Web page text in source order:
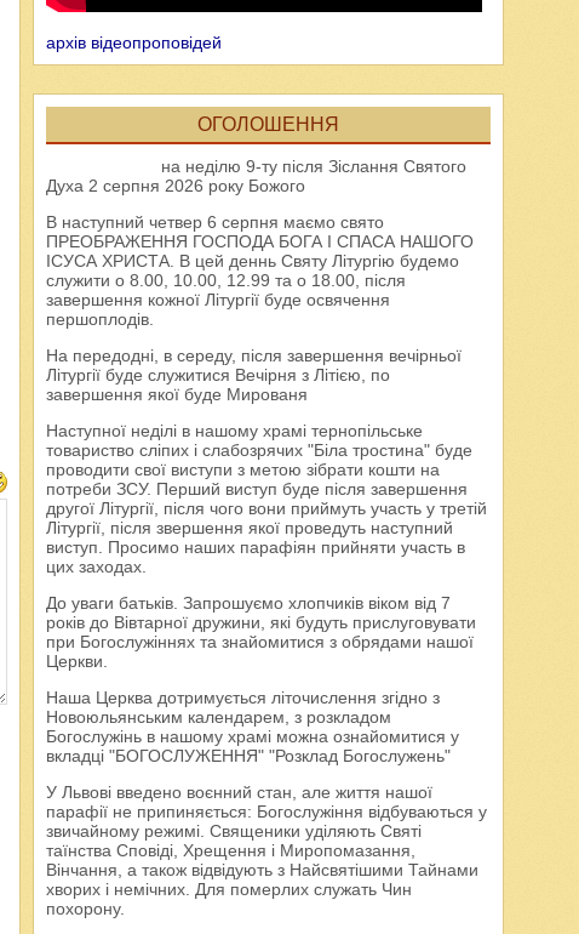
архів відеопроповідей
ОГОЛОШЕННЯ
на неділю 9-ту після Зіслання Святого
Духа 2 серпня 2026 року Божого
В наступний четвер 6 серпня маємо свято
ПРЕОБРАЖЕННЯ ГОСПОДА БОГА І СПАСА НАШОГО
ІСУСА ХРИСТА. В цей деннь Святу Літургію будемо
служити о 8.00, 10.00, 12.99 та о 18.00, після
завершення кожної Літургії буде освячення
першоплодів.
На передодні, в середу, після завершення вечірньої
Літургії буде служитися Вечірня з Літією, по
завершення якої буде Мированя
Наступної неділі в нашому храмі тернопільське
товариство сліпих і слабозрячих "Біла тростина" буде
проводити свої виступи з метою зібрати кошти на
потреби ЗСУ. Перший виступ буде після завершення
другої Літургії, після чого вони приймуть участь у третій
Літургії, після звершення якої проведуть наступний
виступ. Просимо наших парафіян прийняти участь в
цих заходах.
До уваги батьків. Запрошуємо хлопчиків віком від 7
років до Вівтарної дружини, які будуть прислуговувати
при Богослужіннях та знайомитися з обрядами нашої
Церкви.
Наша Церква дотримується літочислення згідно з
Новоюльянським календарем, з розкладом
Богослужінь в нашому храмі можна ознайомитися у
вкладці "БОГОСЛУЖЕННЯ" "Розклад Богослужень"
У Львові введено воєнний стан, але життя нашої
парафії не припиняється: Богослужіння відбуваються у
звичайному режимі. Священики уділяють Святі
таїнства Сповіді, Хрещення і Миропомазання,
Вінчання, а також відвідують з Найсвятішими Тайнами
хворих і немічних. Для померлих служать Чин
похорону.